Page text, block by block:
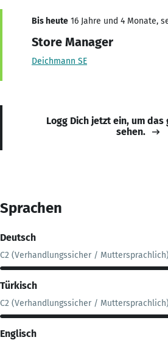
Bis heute 16 Jahre und 4 Monate,
Store Manager
Deichmann SE
Logg Dich jetzt ein, um das
sehen.
Sprachen
Deutsch
C2 (Verhandlungssicher / Muttersprachlich)
Türkisch
C2 (Verhandlungssicher / Muttersprachlich)
Englisch